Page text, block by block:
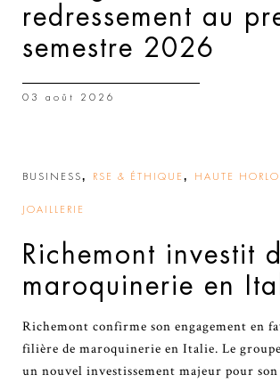
redressement au
semestre 2026
03 août 2026
BUSINESS, RSE & ÉTHIQUE , HAUTE
JOAILLERIE
Richemont investit
maroquinerie en
Richemont confirme son engagement en
filière de maroquinerie en Italie. Le
un nouvel investissement majeur pour son